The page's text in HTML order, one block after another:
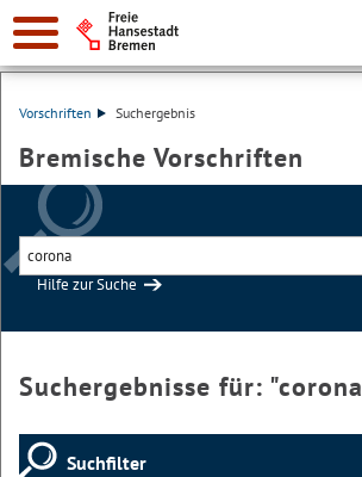
Vorschriften Suchergebnis
Bremische Vorschriften
Hilfe zur Suche
Suchergebnisse für: "corona
Suchfilter